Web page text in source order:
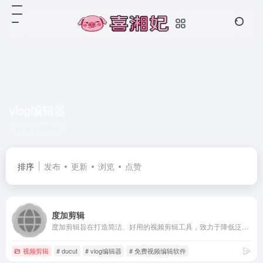
排序 发布 更新 浏览 点赞
度加剪辑
视频剪辑 # ducut # vlog编辑器 # 免费视频编辑软件